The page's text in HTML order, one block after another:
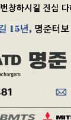
터보, 모조터보,